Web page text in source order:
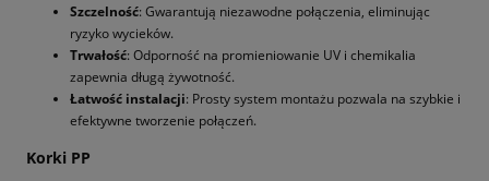
Szczelność: Gwarantują niezawodne połączenia, eliminując
ryzyko wycieków.
Trwałość: Odporność na promieniowanie UV i chemikalia
zapewnia długą żywotność.
Łatwość instalacji: Prosty system montażu pozwala na szybkie i
efektywne tworzenie połączeń.
Korki PP